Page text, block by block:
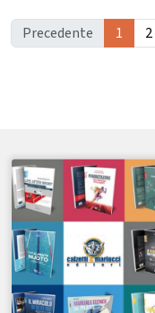
Precedente 1 2